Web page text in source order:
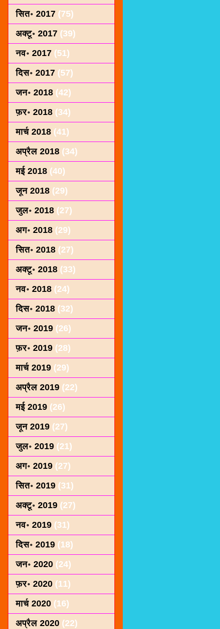
सित॰ 2017 (75)
अक्टू॰ 2017 (39)
नव॰ 2017 (51)
दिस॰ 2017 (57)
जन॰ 2018 (42)
फ़र॰ 2018 (34)
मार्च 2018 (41)
अप्रैल 2018 (34)
मई 2018 (40)
जून 2018 (29)
जुल॰ 2018 (27)
अग॰ 2018 (29)
सित॰ 2018 (27)
अक्टू॰ 2018 (33)
नव॰ 2018 (24)
दिस॰ 2018 (32)
जन॰ 2019 (26)
फ़र॰ 2019 (28)
मार्च 2019 (29)
अप्रैल 2019 (22)
मई 2019 (26)
जून 2019 (27)
जुल॰ 2019 (21)
अग॰ 2019 (27)
सित॰ 2019 (31)
अक्टू॰ 2019 (27)
नव॰ 2019 (31)
दिस॰ 2019 (18)
जन॰ 2020 (24)
फ़र॰ 2020 (11)
मार्च 2020 (16)
अप्रैल 2020 (22)